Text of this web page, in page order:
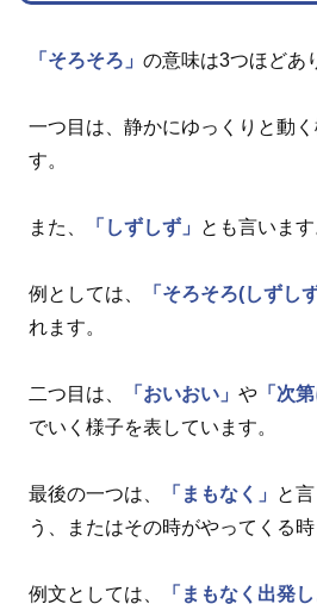
「そろそろ」 の意味は3つほどあ
一つ目は、静かにゆっくりと動
す。
また、 「しずしず」 とも言います
例としては、 「そろそろ(しずし
れます。
二つ目は、 「おいおい」 や 「次第
でいく様子を表しています。
最後の一つは、 「まもなく」
と
う、またはその時がやってくる
例文としては、 「まもなく出発し